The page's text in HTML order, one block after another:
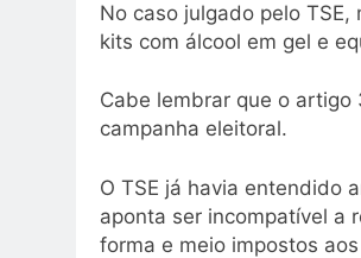
No caso julgado pelo
kits com álcool em gel e
Cabe lembrar que o
campanha eleitoral.
O TSE já havia entendido
aponta ser incompatível a
forma e meio impostos